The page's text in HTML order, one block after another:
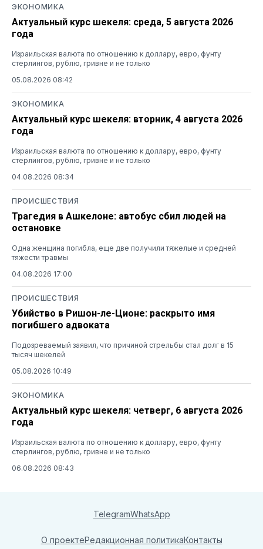
ЭКОНОМИКА
Актуальный курс шекеля: среда, 5 августа 2026
года
Израильская валюта по отношению к доллару, евро, фунту
стерлингов, рублю, гривне и не только
05.08.2026 08:42
ЭКОНОМИКА
Актуальный курс шекеля: вторник, 4 августа 2026
года
Израильская валюта по отношению к доллару, евро, фунту
стерлингов, рублю, гривне и не только
04.08.2026 08:34
ПРОИСШЕСТВИЯ
Трагедия в Ашкелоне: автобус сбил людей на
остановке
Одна женщина погибла, еще две получили тяжелые и средней
тяжести травмы
04.08.2026 17:00
ПРОИСШЕСТВИЯ
Убийство в Ришон-ле-Ционе: раскрыто имя
погибшего адвоката
Подозреваемый заявил, что причиной стрельбы стал долг в 15
тысяч шекелей
05.08.2026 10:49
ЭКОНОМИКА
Актуальный курс шекеля: четверг, 6 августа 2026
года
Израильская валюта по отношению к доллару, евро, фунту
стерлингов, рублю, гривне и не только
06.08.2026 08:43
TelegramWhatsApp
О проектеРедакционная политикаКонтакты